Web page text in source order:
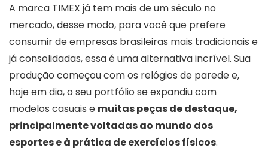
A marca TIMEX já tem mais de um século no
mercado, desse modo, para você que prefere
consumir de empresas brasileiras mais tradicionais e
já consolidadas, essa é uma alternativa incrível. Sua
produção começou com os relógios de parede e,
hoje em dia, o seu portfólio se expandiu com
modelos casuais e muitas peças de destaque,
principalmente voltadas ao mundo dos
esportes e à prática de exercícios físicos.